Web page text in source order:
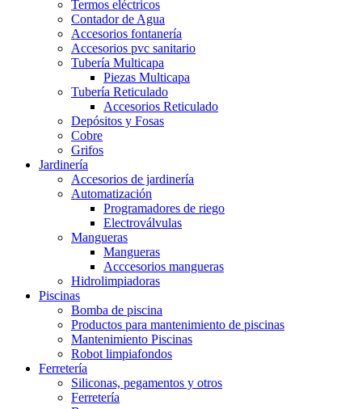
Termos eléctricos
Contador de Agua
Accesorios fontanería
Accesorios pvc sanitario
Tubería Multicapa
Piezas Multicapa
Tubería Reticulado
Accesorios Reticulado
Depósitos y Fosas
Cobre
Grifos
Jardinería
Accesorios de jardinería
Automatización
Programadores de riego
Electroválvulas
Mangueras
Mangueras
Acccesorios mangueras
Hidrolimpiadoras
Piscinas
Bomba de piscina
Productos para mantenimiento de piscinas
Mantenimiento Piscinas
Robot limpiafondos
Ferretería
Siliconas, pegamentos y otros
Ferretería